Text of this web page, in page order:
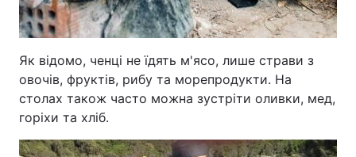
Як відомо, ченці не їдять м'ясо, лише страви з
овочів, фруктів, рибу та морепродукти. На
столах також часто можна зустріти оливки, мед,
горіхи та хліб.